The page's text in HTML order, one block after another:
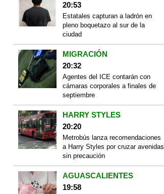
20:53
Estatales capturan a ladrón en
pleno boquetazo al sur de la
ciudad
MIGRACIÓN
20:32
Agentes del ICE contarán con
cámaras corporales a finales de
septiembre
HARRY STYLES
20:20
Metrobús lanza recomendaciones
a Harry Styles por cruzar avenidas
sin precaución
AGUASCALIENTES
19:58